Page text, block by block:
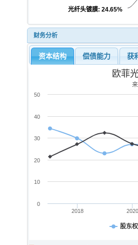
光纤头镀膜: 24.65%
财务分析
资本结构 偿债能力 获
欧菲
股东
2018 2020
0
10
20
30
40
50